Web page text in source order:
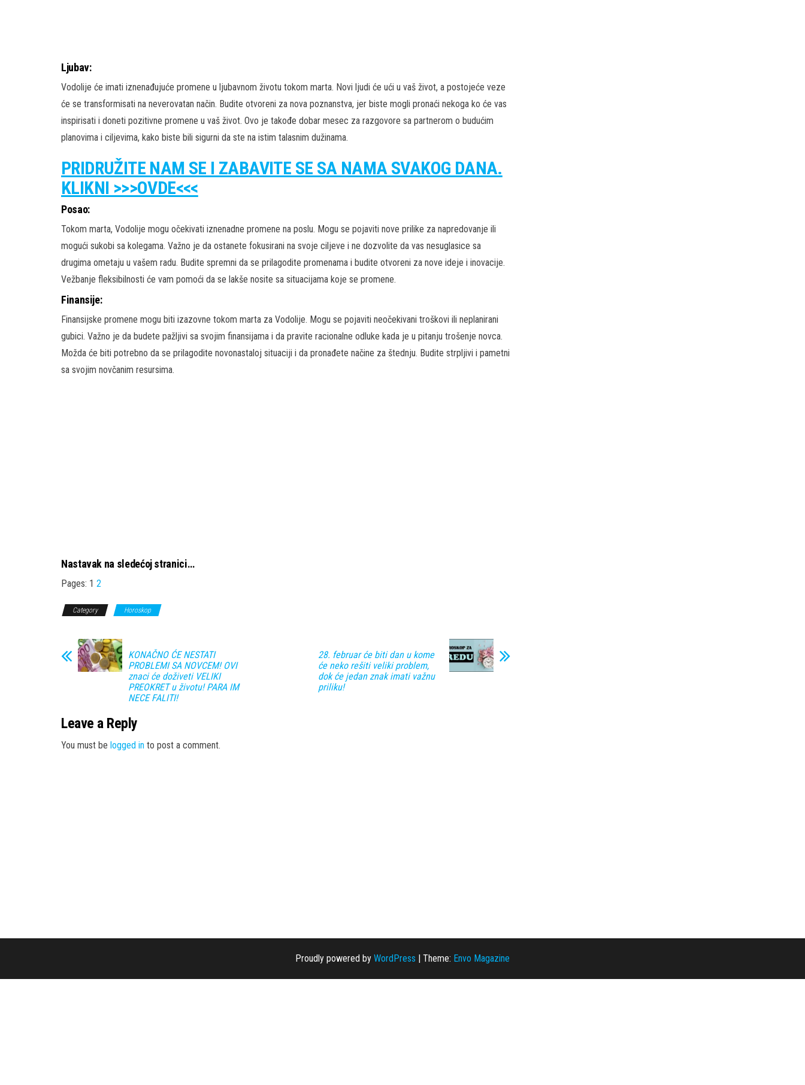
Ljubav:
Vodolije će imati iznenađujuće promene u ljubavnom životu tokom marta. Novi ljudi će ući u vaš život, a postojeće veze
će se transformisati na neverovatan način. Budite otvoreni za nova poznanstva, jer biste mogli pronaći nekoga ko će vas
inspirisati i doneti pozitivne promene u vaš život. Ovo je takođe dobar mesec za razgovore sa partnerom o budućim
planovima i ciljevima, kako biste bili sigurni da ste na istim talasnim dužinama.
PRIDRUŽITE NAM SE I ZABAVITE SE SA NAMA SVAKOG DANA.
KLIKNI >>>OVDE<<<
Posao:
Tokom marta, Vodolije mogu očekivati iznenadne promene na poslu. Mogu se pojaviti nove prilike za napredovanje ili
mogući sukobi sa kolegama. Važno je da ostanete fokusirani na svoje ciljeve i ne dozvolite da vas nesuglasice sa
drugima ometaju u vašem radu. Budite spremni da se prilagodite promenama i budite otvoreni za nove ideje i inovacije.
Vežbanje fleksibilnosti će vam pomoći da se lakše nosite sa situacijama koje se promene.
Finansije:
Finansijske promene mogu biti izazovne tokom marta za Vodolije. Mogu se pojaviti neočekivani troškovi ili neplanirani
gubici. Važno je da budete pažljivi sa svojim finansijama i da pravite racionalne odluke kada je u pitanju trošenje novca.
Možda će biti potrebno da se prilagodite novonastaloj situaciji i da pronađete načine za štednju. Budite strpljivi i pametni
sa svojim novčanim resursima.
Nastavak na sledećoj stranici…
Pages: 1 2
Category Horoskop
KONAČNO ĆE NESTATI
PROBLEMI SA NOVCEM! OVI
znaci će doživeti VELIKI
PREOKRET u životu! PARA IM
NECE FALITI!
28. februar će biti dan u kome
će neko rešiti veliki problem,
dok će jedan znak imati važnu
priliku!
Leave a Reply
You must be logged in to post a comment.
Proudly powered by WordPress | Theme: Envo Magazine